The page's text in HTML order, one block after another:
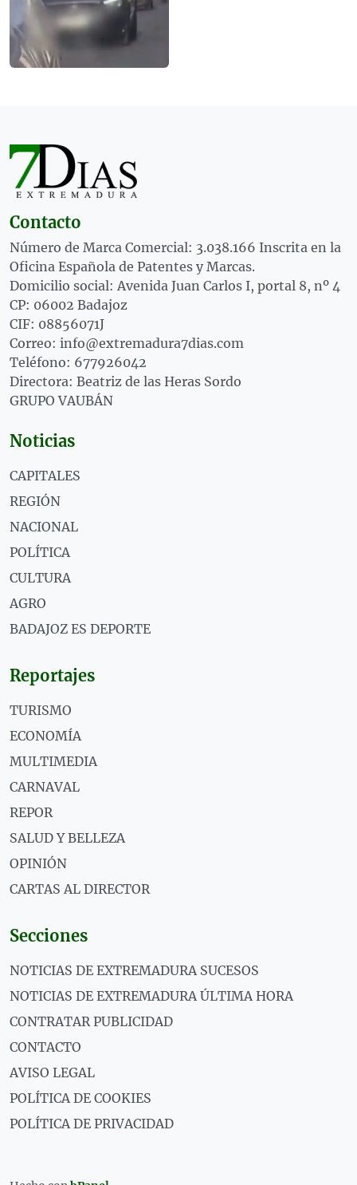
Contacto
Número de Marca Comercial: 3.038.166 Inscrita en la
Oficina Española de Patentes y Marcas.
Domicilio social: Avenida Juan Carlos I, portal 8, nº 4
CP: 06002 Badajoz
CIF: 08856071J
Correo: info@extremadura7dias.com
Teléfono: 677926042
Directora: Beatriz de las Heras Sordo
GRUPO VAUBÁN
Noticias
CAPITALES
REGIÓN
NACIONAL
POLÍTICA
CULTURA
AGRO
BADAJOZ ES DEPORTE
Reportajes
TURISMO
ECONOMÍA
MULTIMEDIA
CARNAVAL
REPOR
SALUD Y BELLEZA
OPINIÓN
CARTAS AL DIRECTOR
Secciones
NOTICIAS DE EXTREMADURA SUCESOS
NOTICIAS DE EXTREMADURA ÚLTIMA HORA
CONTRATAR PUBLICIDAD
CONTACTO
AVISO LEGAL
POLÍTICA DE COOKIES
POLÍTICA DE PRIVACIDAD